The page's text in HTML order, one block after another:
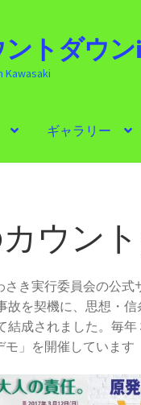
トダウ
Kawasaki
ギャラリー
ウン
き実行委員会の公
故を契機に、思想・
結成されました。毎
」を開催しています